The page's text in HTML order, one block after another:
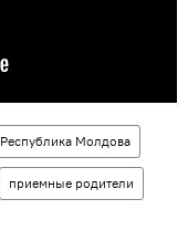
Республика Молдова
приемные родители